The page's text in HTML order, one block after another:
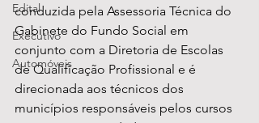
Edital
Executivo
Automóveis
conduzida pela Assessoria Técnica do
Gabinete do Fundo Social em
conjunto com a Diretoria de Escolas
de Qualificação Profissional e é
direcionada aos técnicos dos
municípios responsáveis pelos cursos